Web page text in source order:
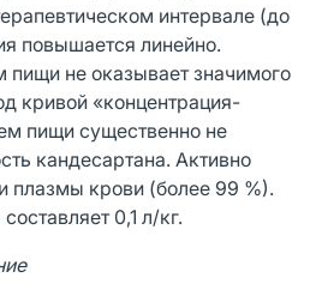
интервале (до
повышается линейно.
не оказывает значимого
кривой «концентрация-
пищи существенно не
кандесартана. Активно
плазмы крови (более 99 %).
0,1 л/кг.